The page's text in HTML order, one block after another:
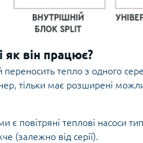
як він працює?
тепло з одного
тільки має розширені
повітряні теплові насоси
(залежно від серії).